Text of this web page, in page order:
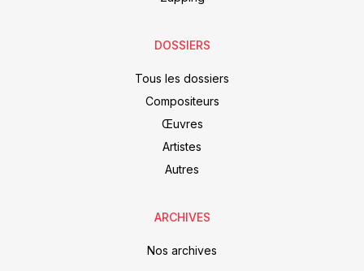
DOSSIERS
Tous les dossiers
Compositeurs
Œuvres
Artistes
Autres
ARCHIVES
Nos archives